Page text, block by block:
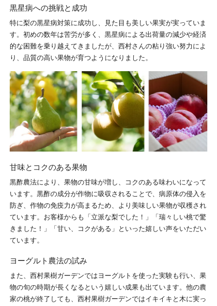
黒星病への挑戦と成功
特に梨の黒星病対策に成功し、見た目も美しい果実が実っていま
す。初めの数年は苦労が多く、黒星病による出荷量の減少や経済
的な困難を乗り越えてきましたが、西村さんの粘り強い努力によ
り、品質の高い果物が育つようになりました。
甘味とコクのある果物
黒酢農法により、果物の甘味が増し、コクのある味わいになって
います。黒酢の成分が作物に吸収されることで、病原体の侵入を
防ぎ、作物の免疫力が高まるため、より美味しい果物が収穫され
ています。お客様からも「立派な梨でした！」「瑞々しい桃で驚
きました！」「甘い、コクがある」といった嬉しい声をいただい
ています。
ヨーグルト農法の試み
また、西村果樹ガーデンではヨーグルトを使った実験も行い、果
物の旬の時期が長くなるという嬉しい成果も出ています。他の農
家の桃が終了しても、西村果樹ガーデンではイキイキと木に実っ